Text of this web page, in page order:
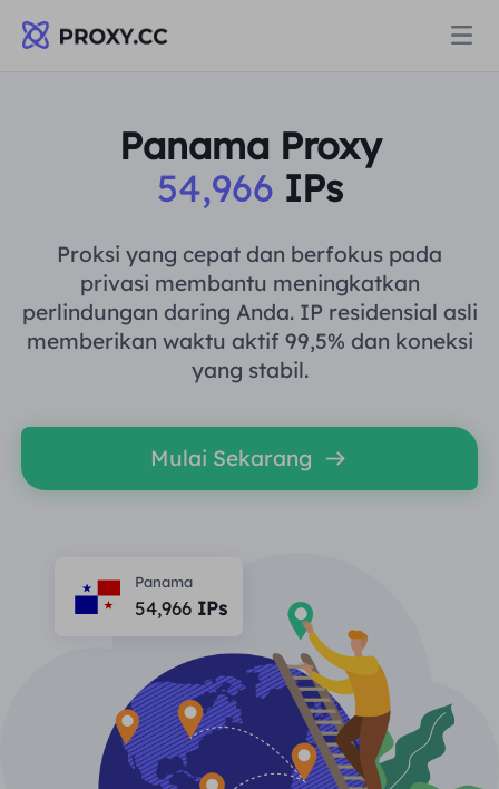
PROXI PERUMAHAN
Proksi Perumahan Statis
Agen pusat data statis
PROXI PERUMAHAN
Proksi Perumahan $0.8/GB
Proksi Perumahan Tanpa Batas
Data for AI
BERDASARKAN KASUS PENGGUNAAN
Riset Pasar
Perlindungan Merek
Pemantauan SEO
Verifikasi Iklan
Sumber daya
Program Afiliasi
ALAT GRATIS
Pemeriksa Proksi
MEMBANTU
Pertanyaan Umum
blog
English
MenikmatiDiskon 77%.
dan Bertindak
Sekarang!
Panama Proxy
54,966 IPs
Proksi yang cepat dan berfokus pada
privasi membantu meningkatkan
perlindungan daring Anda. IP residensial asli
memberikan waktu aktif 99,5% dan koneksi
yang stabil.
Mulai Sekarang
Panama
54,966IPs